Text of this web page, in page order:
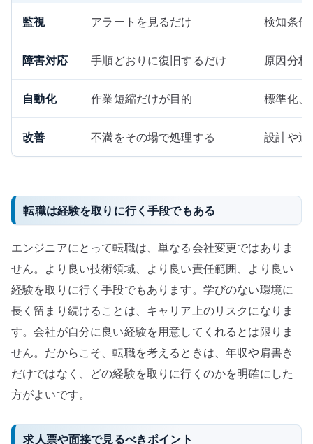
監視 アラートを見るだけ 検知条件
障害対応 手順どおりに復旧するだけ 原因分
自動化 作業短縮だけが目的 標準化、
改善 不満をその場で処理する 設計や運
転職は経験を取りに行く手段でもある
エンジニアにとって転職は、単なる会社変更ではありま
せん。より良い技術領域、より良い責任範囲、より良い
経験を取りに行く手段でもあります。学びのない環境に
長く留まり続けることは、キャリア上のリスクになりま
す。会社が自分に良い経験を用意してくれるとは限りま
せん。だからこそ、転職を考えるときは、年収や肩書き
だけではなく、どの経験を取りに行くのかを明確にした
方がよいです。
求人票や面接で見るべきポイント